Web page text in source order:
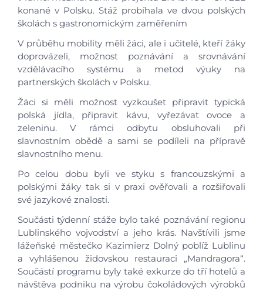
Úvod
Aktuálně
Škola
Studium
Rekonstrukce cvičné kuchyně
Implementace dlouhodobého záměru
Moravskoslezského kraje
Digitalizujeme školu
Operační program Jan Amos Komenský -
Šablony pro SŠ a VOŠ I
konané v Polsku. Stáž probíhala ve dvou polských
školách s gastronomickým zaměřením
V průběhu mobility měli žáci, ale i učitelé, kteří žáky
doprovázeli, možnost poznávání a srovnávání
vzdělávacího systému a metod výuky na
partnerských školách v Polsku.
Žáci si měli možnost vyzkoušet připravit typická
polská jídla, připravit kávu, vyřezávat ovoce a
zeleninu. V rámci odbytu obsluhovali při
slavnostním obědě a sami se podíleli na přípravě
slavnostního menu.
Po celou dobu byli ve styku s francouzskými a
polskými žáky tak si v praxi ověřovali a rozšiřovali
své jazykové znalosti.
Součásti týdenní stáže bylo také poznávání regionu
Lublinského vojvodství a jeho krás. Navštívili jsme
lážeňské městečko Kazimierz Dolný poblíž Lublinu
a vyhlášenou židovskou restauraci „Mandragora“.
Součástí programu byly také exkurze do tří hotelů a
návštěva podniku na výrobu čokoládových výrobků